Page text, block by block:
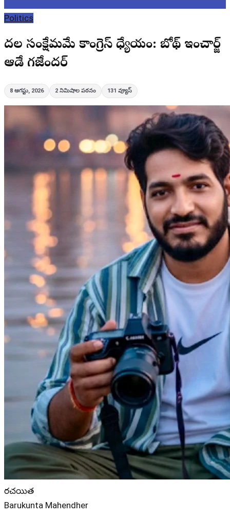
Politics
పేదల సంక్షేమమే కాంగ్రెస్ ధ్యేయం: బోథ్ ఇంచార్జ్
ఆడే గజేందర్
8 ఆగస్టు, 2026 2 నిమిషాల పఠనం 131 వ్యూస్
రచయిత
Barukunta Mahendher